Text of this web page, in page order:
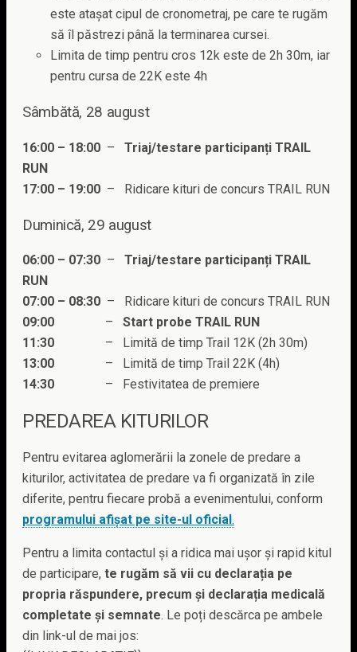
este atașat cipul de cronometraj, pe care te rugăm
să îl păstrezi până la terminarea cursei.
Limita de timp pentru cros 12k este de 2h 30m, iar
pentru cursa de 22K este 4h
Sâmbătă, 28 august
16:00 – 18:00 – Triaj/testare participanți TRAIL
RUN
17:00 – 19:00 – Ridicare kituri de concurs TRAIL RUN
Duminică, 29 august
06:00 – 07:30 – Triaj/testare participanți TRAIL
RUN
07:00 – 08:30 – Ridicare kituri de concurs TRAIL RUN
09:00 – Start probe TRAIL RUN
11:30
– Limită de timp Trail 12K (2h 30m)
13:00 – Limită de timp Trail 22K (4h)
14:30 – Festivitatea de premiere
PREDAREA KITURILOR
Pentru evitarea aglomerării la zonele de predare a
kiturilor, activitatea de predare va fi organizată în zile
diferite, pentru fiecare probă a evenimentului, conform
programului afișat pe site-ul oficial.
Pentru a limita contactul și a ridica mai ușor și rapid kitul
de participare, te rugăm să vii cu declarația pe
propria răspundere, precum și declarația medicală
completate și semnate. Le poți descărca pe ambele
din link-ul de mai jos: